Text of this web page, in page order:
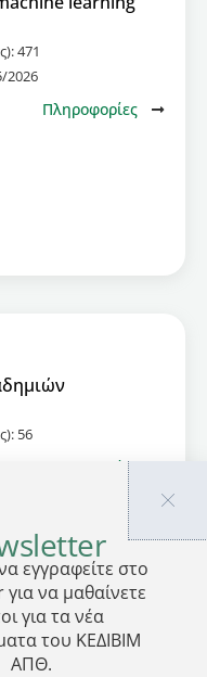
471
2026
Πληροφορίες
56
Πληροφορίες
εγγραφείτε στο
να μαθαίνετε
για τα νέα
του ΚΕΔΙΒΙΜ
ΑΠΘ.